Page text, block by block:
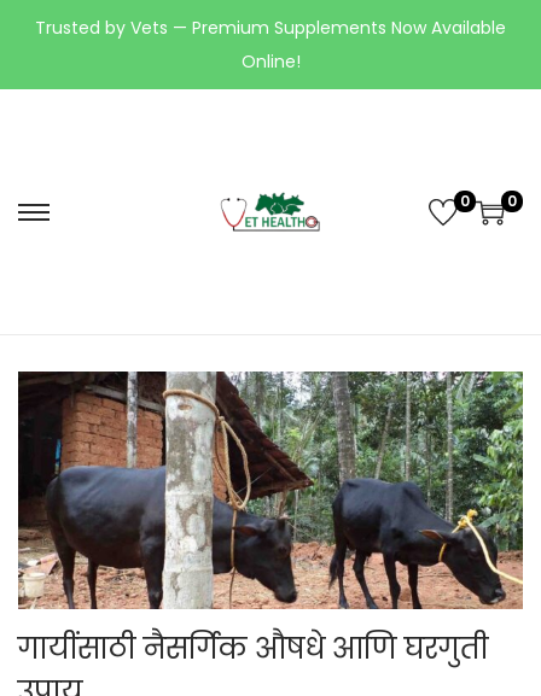
Trusted by Vets — Premium Supplements Now Available
Online!
0 0
गायींसाठी नैसर्गिक औषधे आणि घरगुती